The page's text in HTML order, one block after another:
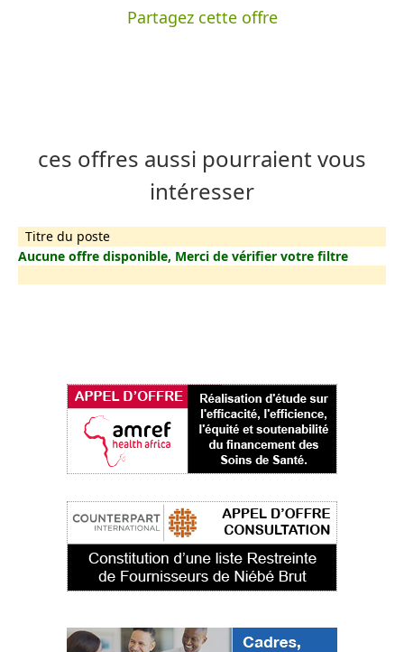
Partagez cette offre
ces offres aussi pourraient vous
intéresser
Titre du poste
Aucune offre disponible, Merci de vérifier votre filtre